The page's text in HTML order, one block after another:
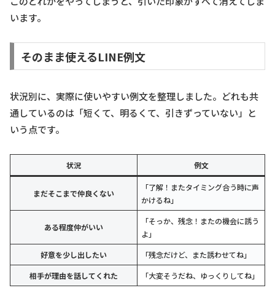
います。
そのまま使えるLINE例文
状況別に、実際に使いやすい例文を整理しました。どれも共
通しているのは「短くて、明るくて、引きずっていない」と
いう点です。
状況 例文
まだそこまで仲良くない
「了解！またタイミング合う時に声
かけるね」
ある程度仲がいい
「そっか、残念！またの機会に誘う
よ」
好意を少し出したい
「残念だけど、また誘わせてね」
相手が理由を話してくれた
「大変そうだね、ゆっくりしてね」